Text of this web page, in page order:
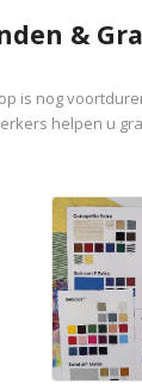
&
is nog
helpen u